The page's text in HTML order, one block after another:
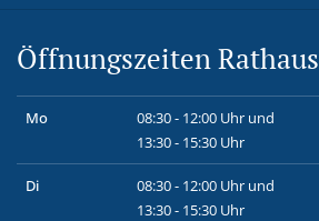
Öffnungszeiten Rathaus
Mo
08:30 - 12:00 Uhr und
13:30 - 15:30 Uhr
Di
08:30 - 12:00 Uhr und
13:30 - 15:30 Uhr